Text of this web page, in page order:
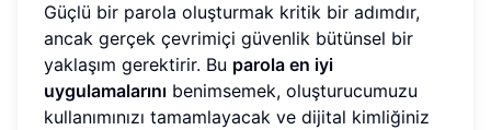
Güçlü bir parola oluşturmak kritik bir adımdır,
ancak gerçek çevrimiçi güvenlik bütünsel bir
yaklaşım gerektirir. Bu parola en iyi
uygulamalarını benimsemek, oluşturucumuzu
kullanımınızı tamamlayacak ve dijital kimliğiniz